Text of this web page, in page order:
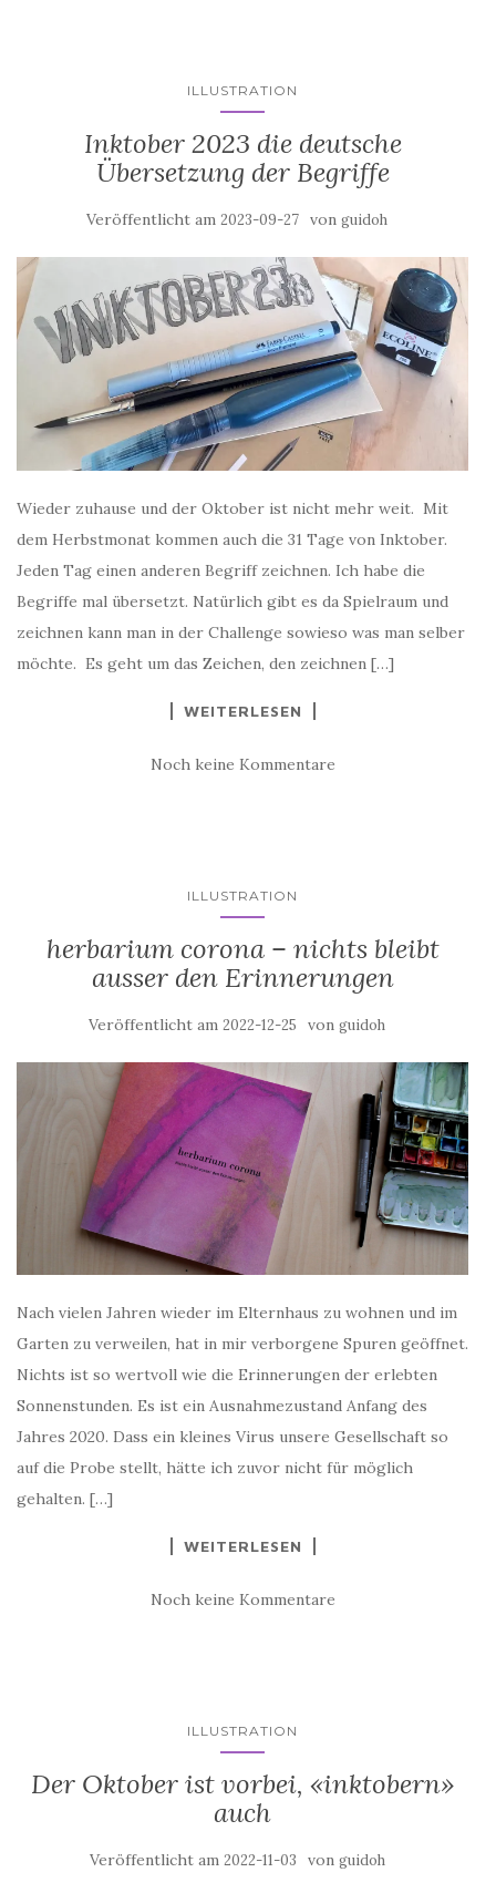
ILLUSTRATION
Inktober 2023 die deutsche
Übersetzung der Begriffe
Veröffentlicht am 2023-09-27 von guidoh
Wieder zuhause und der Oktober ist nicht mehr weit. Mit
dem Herbstmonat kommen auch die 31 Tage von Inktober.
Jeden Tag einen anderen Begriff zeichnen. Ich habe die
Begriffe mal übersetzt. Natürlich gibt es da Spielraum und
zeichnen kann man in der Challenge sowieso was man selber
möchte. Es geht um das Zeichen, den zeichnen […]
WEITERLESEN
Noch keine Kommentare
ILLUSTRATION
herbarium corona – nichts bleibt
ausser den Erinnerungen
Veröffentlicht am 2022-12-25 von guidoh
Nach vielen Jahren wieder im Elternhaus zu wohnen und im
Garten zu verweilen, hat in mir verborgene Spuren geöffnet.
Nichts ist so wertvoll wie die Erinnerungen der erlebten
Sonnenstunden. Es ist ein Ausnahmezustand Anfang des
Jahres 2020. Dass ein kleines Virus unsere Gesellschaft so
auf die Probe stellt, hätte ich zuvor nicht für möglich
gehalten. […]
WEITERLESEN
Noch keine Kommentare
ILLUSTRATION
Der Oktober ist vorbei, «inktobern»
auch
Veröffentlicht am 2022-11-03 von guidoh